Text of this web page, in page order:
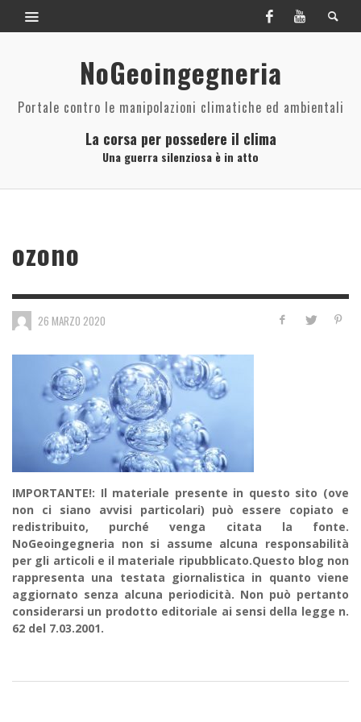
NoGeoingegneria
Portale contro le manipolazioni climatiche ed ambientali
La corsa per possedere il clima
Una guerra silenziosa è in atto
ozono
26 MARZO 2020
IMPORTANTE!: Il materiale presente in questo sito (ove
non ci siano avvisi particolari) può essere copiato e
redistribuito, purché venga citata la fonte.
NoGeoingegneria non si assume alcuna responsabilità
per gli articoli e il materiale ripubblicato.Questo blog non
rappresenta una testata giornalistica in quanto viene
aggiornato senza alcuna periodicità. Non può pertanto
considerarsi un prodotto editoriale ai sensi della legge n.
62 del 7.03.2001.